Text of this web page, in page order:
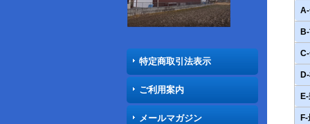
特定商取引法表示
ご利用案内
メールマガジン